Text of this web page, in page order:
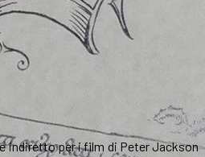
indiretto per i film di Peter Jackson